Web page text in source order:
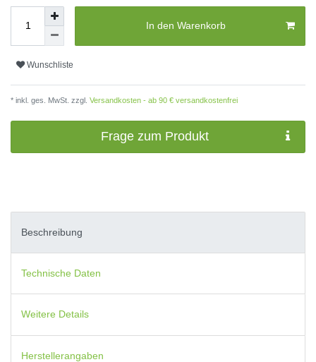
In den Warenkorb
Wunschliste
* inkl. ges. MwSt. zzgl. Versandkosten - ab 90 € versandkostenfrei
Frage zum Produkt
Beschreibung
Technische Daten
Weitere Details
Herstellerangaben